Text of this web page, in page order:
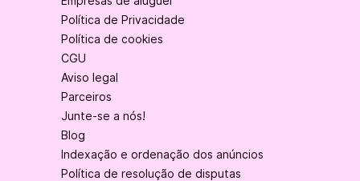
Política de Privacidade
Política de cookies
CGU
Aviso legal
Parceiros
Junte-se a nós!
Blog
Indexação e ordenação dos anúncios
Política de resolução de disputas